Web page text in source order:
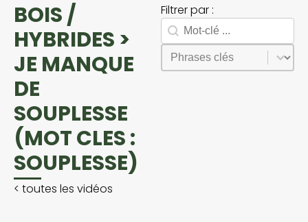
BOIS /
HYBRIDES >
JE MANQUE
DE
SOUPLESSE
(MOT CLES :
SOUPLESSE)
< toutes les vidéos
Filtrer par :
Search facet-2
Rechercher
Phrases
Sélectionnez le contenu